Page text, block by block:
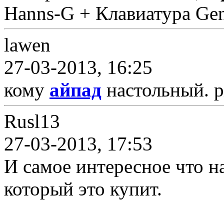
Hanns-G + Клавиатура
lawen
27-03-2013, 16:25
кому айпад настольный.
Rusl13
27-03-2013, 17:53
И самое интересное что
который это купит.